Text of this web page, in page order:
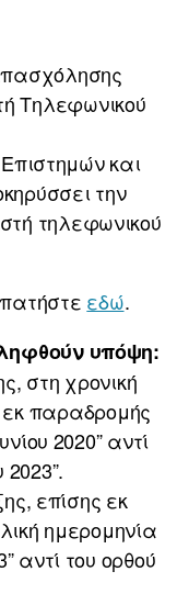
Τηλεφωνικού
και
την
τηλεφωνικού
εδώ.
υπόψη:
στη χρονική
εκ παραδρομής
2020” αντί
2023”.
επίσης εκ
ημερομηνία
αντί του ορθού